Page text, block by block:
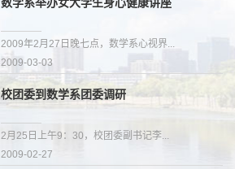
2009年2月27日晚七点，数学系心视界...
2009-03-03
校团委到数学系团委调研
2月25日上午9：30，校团委副书记李...
2009-02-27